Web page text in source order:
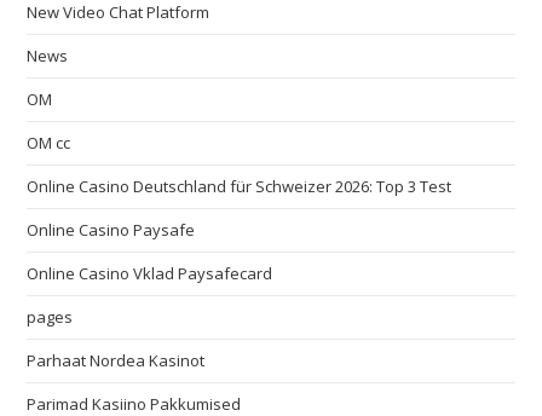
New Video Chat Platform
News
OM
OM cc
Online Casino Deutschland für Schweizer 2026: Top 3 Test
Online Casino Paysafe
Online Casino Vklad Paysafecard
pages
Parhaat Nordea Kasinot
Parimad Kasiino Pakkumised